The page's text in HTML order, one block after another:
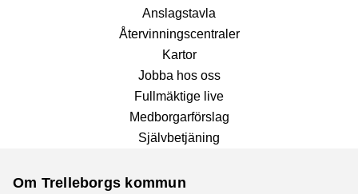
Anslags­tavla
Återvinnings­centraler
Kartor
Jobba hos oss
Fullmäktige live
Medborgarförslag
Självbetjäning
Om Trelleborgs kommun